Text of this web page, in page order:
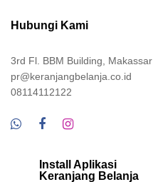
Hubungi Kami
3rd Fl. BBM Building, Makassar
pr@keranjangbelanja.co.id
08114112122
Install Aplikasi
Keranjang Belanja